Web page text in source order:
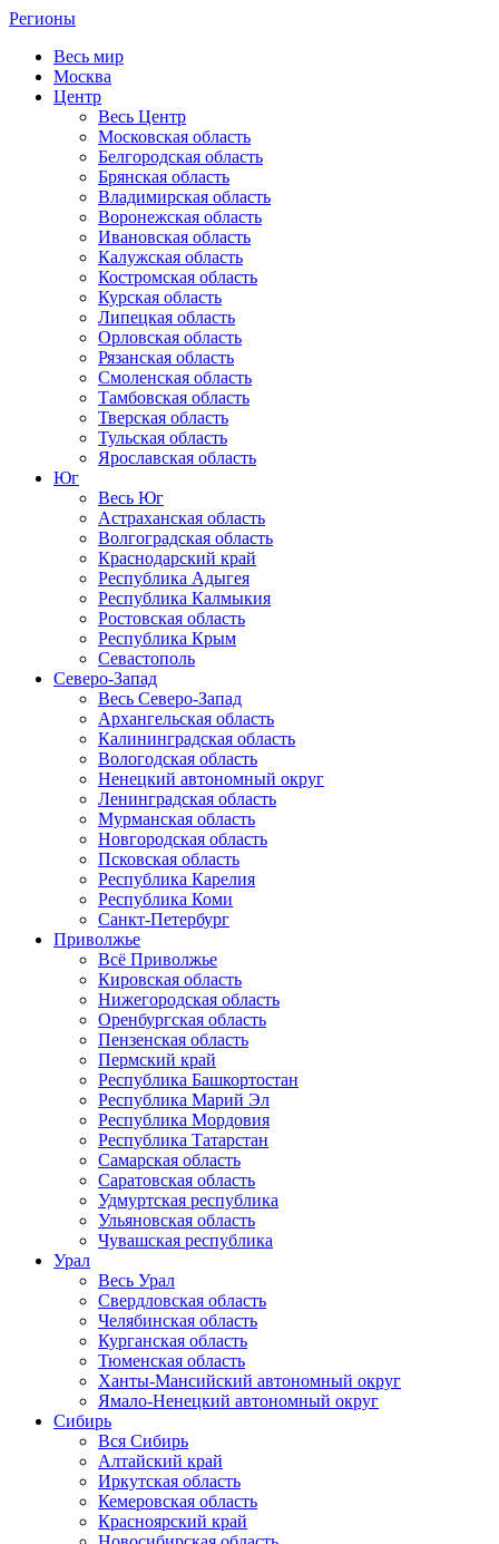
Регионы
Весь мир
Москва
Центр
Весь Центр
Московская область
Белгородская область
Брянская область
Владимирская область
Воронежская область
Ивановская область
Калужская область
Костромская область
Курская область
Липецкая область
Орловская область
Рязанская область
Смоленская область
Тамбовская область
Тверская область
Тульская область
Ярославская область
Юг
Весь Юг
Астраханская область
Волгоградская область
Краснодарский край
Республика Адыгея
Республика Калмыкия
Ростовская область
Республика Крым
Севастополь
Северо-Запад
Весь Северо-Запад
Архангельская область
Калининградская область
Вологодская область
Ненецкий автономный округ
Ленинградская область
Мурманская область
Новгородская область
Псковская область
Республика Карелия
Республика Коми
Санкт-Петербург
Приволжье
Всё Приволжье
Кировская область
Нижегородская область
Оренбургская область
Пензенская область
Пермский край
Республика Башкортостан
Республика Марий Эл
Республика Мордовия
Республика Татарстан
Самарская область
Саратовская область
Удмуртская республика
Ульяновская область
Чувашская республика
Урал
Весь Урал
Свердловская область
Челябинская область
Курганская область
Тюменская область
Ханты-Мансийский автономный округ
Ямало-Ненецкий автономный округ
Сибирь
Вся Сибирь
Алтайский край
Иркутская область
Кемеровская область
Красноярский край